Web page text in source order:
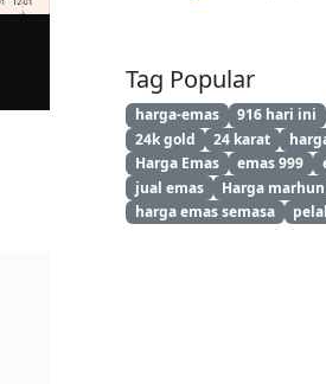
Tag Popular
harga-emas 916 hari ini
24k gold
24 karat
Harga Emas
emas 999
jual emas
Harga marhun
harga emas semasa